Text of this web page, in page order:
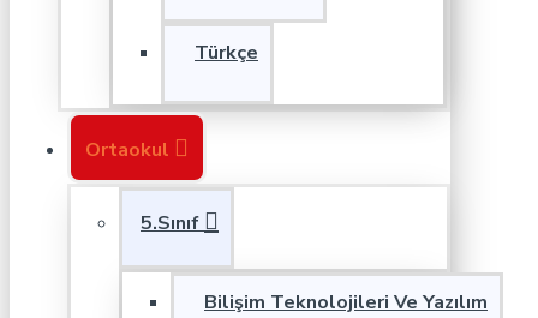
Türkçe
Ortaokul
5.Sınıf
Bilişim Teknolojileri Ve Yazılım